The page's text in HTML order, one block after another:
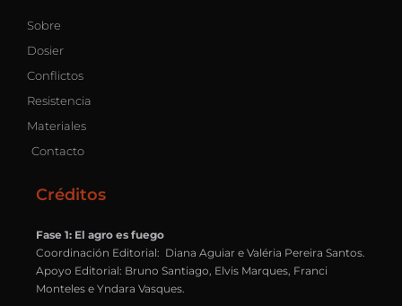
Sobre
Dosier
Conflictos
Resistencia
Materiales
Contacto
Créditos
Fase 1: El agro es fuego
Coordinación Editorial: Diana Aguiar e Valéria Pereira Santos.
Apoyo Editorial: Bruno Santiago, Elvis Marques, Franci
Monteles e Yndara Vasques.